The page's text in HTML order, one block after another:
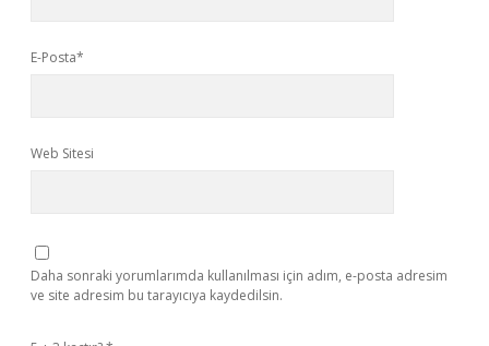
E-Posta*
Web Sitesi
Daha sonraki yorumlarımda kullanılması için adım, e-posta adresim
ve site adresim bu tarayıcıya kaydedilsin.